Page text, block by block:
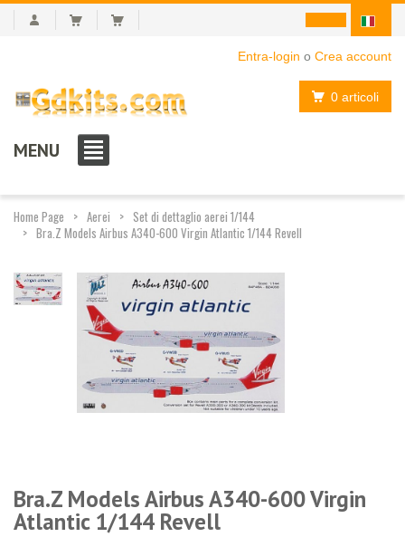
Entra-login o Crea account
0 articoli
MENU
Home Page Aerei
Set di dettaglio aerei 1/144
Bra.Z Models Airbus A340-600 Virgin Atlantic 1/144 Revell
Bra.Z Models Airbus A340-600 Virgin
Atlantic 1/144 Revell